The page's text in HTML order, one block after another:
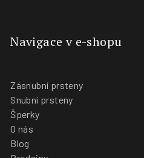
Navigace v e-shopu
Zásnubní prsteny
Snubní prsteny
Šperky
O nás
Blog